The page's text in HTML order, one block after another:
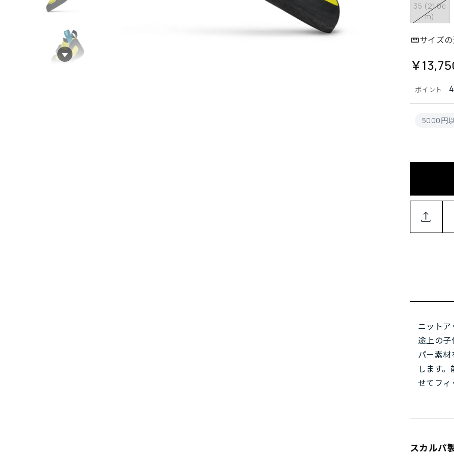
ポイント
35 (21.0c
m)
サイズ
5000円
￥
ニット
途上の
パー素
します
せてフ
スカルパ